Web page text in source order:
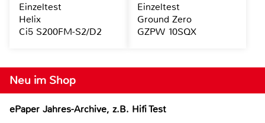
Neu im Shop
ePaper Jahres-Archive, z.B. Hifi Test
Einzeltest
Helix
Ci5 S200FM-S2/D2
Einzeltest
Ground Zero
GZPW 10SQX